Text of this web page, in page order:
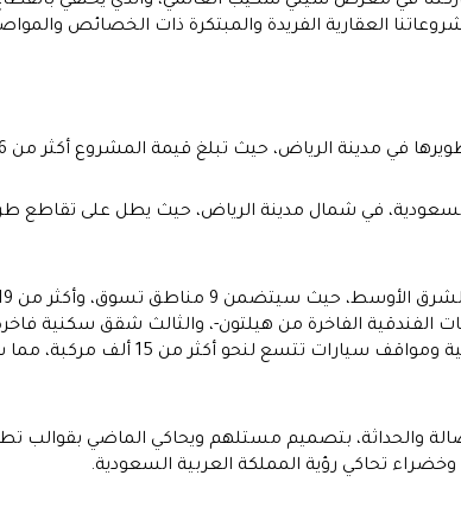
العقارية الفريدة والمبتكرة ذات الخصائص
مدينة الرياض، حيث تبلغ قيمة المشروع أكثر من 16 مليار ريال.
السعودية، في شمال مدينة الرياض، حيث يطل على
الفندقية الفاخرة من هيلتون-، والثالث شقق سكنية
الرابع والخامس فندقي كانوبي وكونراد من علامات هيلتون،
والحداثة، بتصميم مستلهم ويحاكي الماضي بقوالب
تحاكي رؤية المملكة العربية السعودية.